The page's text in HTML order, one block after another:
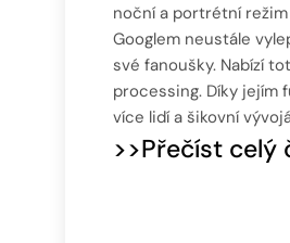
noční a portrétní
Googlem neustále
své fanoušky. Nabízí
processing. Díky jejím
více lidí a šikovní
>>Přečíst celý